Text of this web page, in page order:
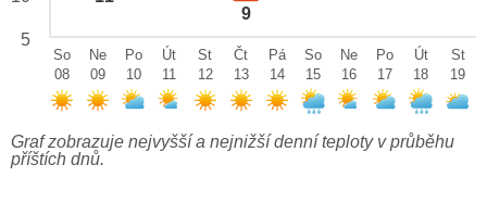
9
5
So
08
Ne
09
Po
10
Út
11
St
12
Čt
13
Pá
14
So
15
Ne
16
Po
17
Út
18
St
19
Graf zobrazuje nejvyšší a nejnižší denní teploty v průběhu
příštích dnů.